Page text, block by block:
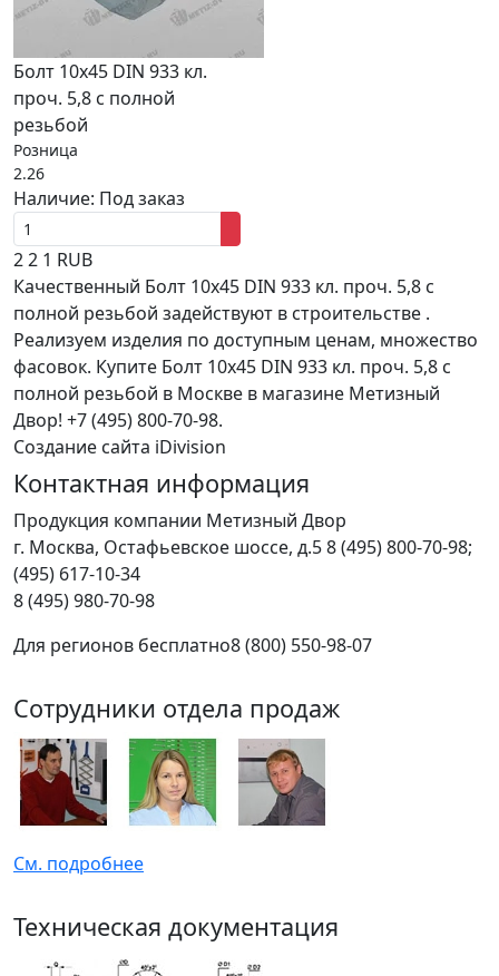
Болт 10х45 DIN 933 кл.
проч. 5,8 с полной
резьбой
Розница
2.26
Наличие: Под заказ
22 1 RUB
Качественный Болт 10х45 DIN 933 кл. проч. 5,8 с
полной резьбой задействуют в строительстве .
Реализуем изделия по доступным ценам, множество
фасовок. Купите Болт 10х45 DIN 933 кл. проч. 5,8 с
полной резьбой в Москве в магазине Метизный
Двор! +7 (495) 800-70-98.
Создание сайта iDivision
Контактная информация
Продукция компании Метизный Двор
г. Москва, Остафьевское шоссе, д.58 (495) 800-70-98;
(495) 617-10-34
8 (495) 980-70-98
Для регионов бесплатно8 (800) 550-98-07
Сотрудники отдела продаж
См. подробнее
Техническая документация